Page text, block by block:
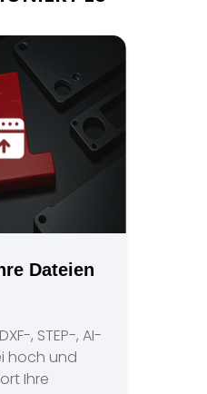
Dateien
, STEP-, AI-
hoch und
Ihre